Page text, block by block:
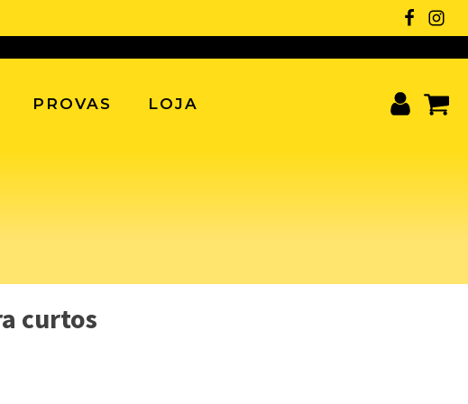
PROVAS LOJA
curtos